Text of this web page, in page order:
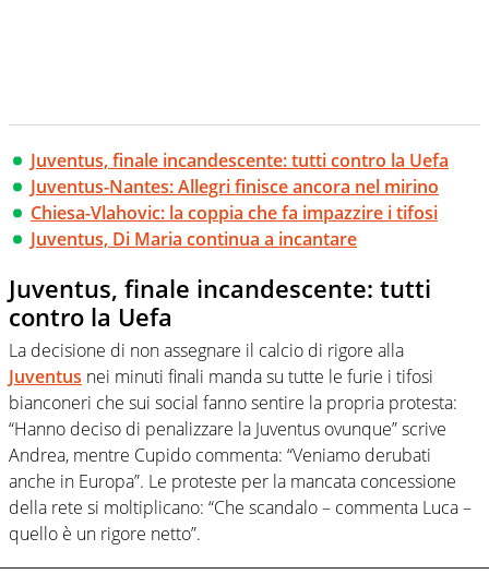
Juventus, finale incandescente: tutti contro la Uefa
Juventus-Nantes: Allegri finisce ancora nel mirino
Chiesa-Vlahovic: la coppia che fa impazzire i tifosi
Juventus, Di Maria continua a incantare
Juventus, finale incandescente: tutti
contro la Uefa
La decisione di non assegnare il calcio di rigore alla
Juventus nei minuti finali manda su tutte le furie i tifosi
bianconeri che sui social fanno sentire la propria protesta:
“Hanno deciso di penalizzare la Juventus ovunque” scrive
Andrea, mentre Cupido commenta: “Veniamo derubati
anche in Europa”. Le proteste per la mancata concessione
della rete si moltiplicano: “Che scandalo – commenta Luca –
quello è un rigore netto”.